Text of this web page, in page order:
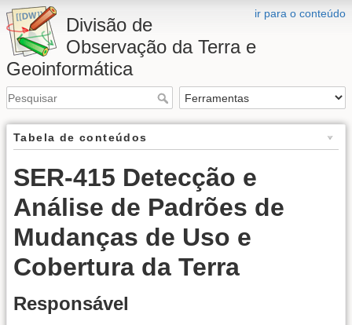
ir para o conteúdo
Divisão de
Observação da Terra e
Geoinformática
Tabela de conteúdos
SER-415 Detecção e
Análise de Padrões de
Mudanças de Uso e
Cobertura da Terra
Responsável